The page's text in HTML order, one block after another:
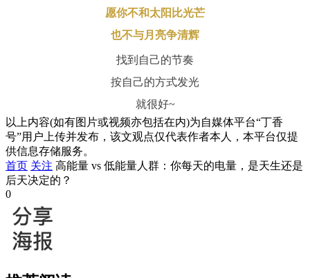
愿你不和太阳比光芒
也不与月亮争清辉
找到自己的节奏
按自己的方式发光
就很好~
以上内容(如有图片或视频亦包括在内)为自媒体平台“丁香
号”用户上传并发布，该文观点仅代表作者本人，本平台仅提
供信息存储服务。
首页 关注 高能量 vs 低能量人群：你每天的电量，是天生还是
后天决定的？
0